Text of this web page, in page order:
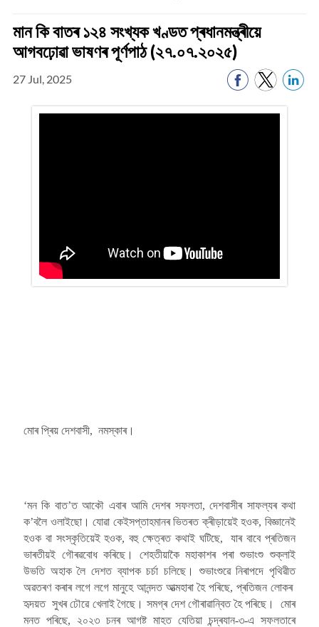
মান কি বাতৰ ১২৪ সংখ্যক খণ্ডত প্ৰধানমন্ত্ৰীয়ে
আগবঢ়োৱা ভাষণৰ পূৰ্ণপাঠ (২৭.০৭.২০২৫)
27 Jul, 2025
মোৰ প্ৰিয় দেশবাসী, নমস্কাৰ।
‘মন কি বাত’ত আকৌ এবাৰ আমি দেশৰ সফলতা, দেশবাসীৰ সাফল্যৰ কথা
ক’বলৈ ওলাইছো। যোৱা কেইসপ্তাহমানৰ ভিতৰত ক্ৰীড়ায়েই হওক, বিজ্ঞানেই
হওক বা সংস্কৃতিয়েই হওক, বহু ক্ষেত্ৰত কথাই ঘটিছে, যাৰ বাবে প্ৰতিজন
ভাৰতীয়ই গৌৰৱবোধ কৰিছে। শেহতীয়াকৈ মহাকাশৰ পৰা শুভাংশু শুক্লাই
উভতি অহাক লৈ দেশত ব্যাপক চৰ্চা চলিছে। শুভাংশুৱে নিৰাপদে পৃথিৱীত
অৱতৰণ কৰাৰ লগে লগে মানুহে আনন্দত আত্মহাৰা হৈ পৰিছে, প্ৰতিজন লোকৰ
হৃদয়ত সুখৰ ঢৌৱে খেলাই গৈছে। সমগ্ৰ দেশ গৌৰাৱান্বিত হৈ পৰিছে। মোৰ
মনত পৰিছে, ২০২৩ চনৰ আগষ্ট মাহত যেতিয়া চন্দ্ৰযান-৩-এ সফলতাৰে